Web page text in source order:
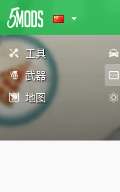
工具
武器
地图